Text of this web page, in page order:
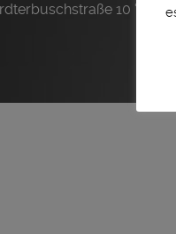
10 ° D-